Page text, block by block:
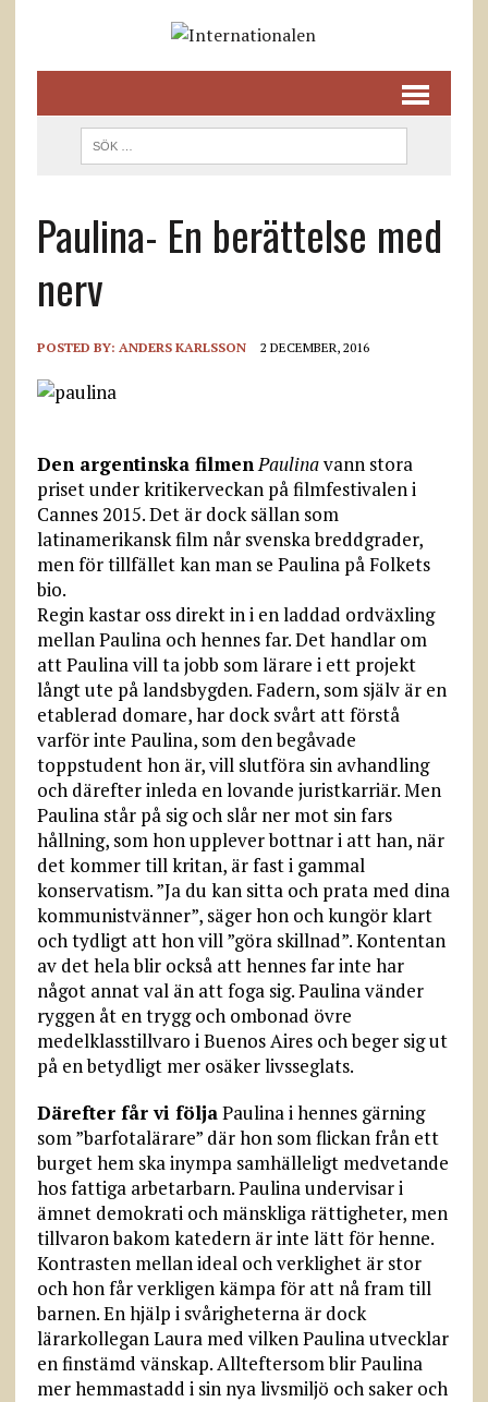
Paulina- En berättelse med
nerv
POSTED BY: ANDERS KARLSSON 2 DECEMBER, 2016
Den argentinska filmenPaulinavann stora
priset under kritikerveckan på filmfestivalen i
Cannes 2015. Det är dock sällan som
latinamerikansk film når svenska breddgrader,
men för tillfället kan man se Paulina på Folkets
bio.
Regin kastar oss direkt in i en laddad ordväxling
mellan Paulina och hennes far. Det handlar om
att Paulina vill ta jobb som lärare i ett projekt
långt ute på landsbygden. Fadern, som själv är en
etablerad domare, har dock svårt att förstå
varför inte Paulina, som den begåvade
toppstudent hon är, vill slutföra sin avhandling
och därefter inleda en lovande juristkarriär. Men
Paulina står på sig och slår ner mot sin fars
hållning, som hon upplever bottnar i att han, när
det kommer till kritan, är fast i gammal
konservatism. ”Ja du kan sitta och prata med dina
kommunistvänner”, säger hon och kungör klart
och tydligt att hon vill ”göra skillnad”. Kontentan
av det hela blir också att hennes far inte har
något annat val än att foga sig. Paulina vänder
ryggen åt en trygg och ombonad övre
medelklasstillvaro i Buenos Aires och beger sig ut
på en betydligt mer osäker livsseglats.
Därefter får vi följaPaulina i hennes gärning
som ”barfotalärare” där hon som flickan från ett
burget hem ska inympa samhälleligt medvetande
hos fattiga arbetarbarn. Paulina undervisar i
ämnet demokrati och mänskliga rättigheter, men
tillvaron bakom katedern är inte lätt för henne.
Kontrasten mellan ideal och verklighet är stor
och hon får verkligen kämpa för att nå fram till
barnen. En hjälp i svårigheterna är dock
lärarkollegan Laura med vilken Paulina utvecklar
en finstämd vänskap. Allteftersom blir Paulina
mer hemmastadd i sin nya livsmiljö och saker och